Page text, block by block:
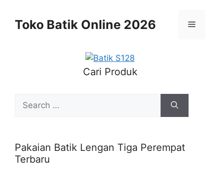
contentToko Batik Online 2026 Menu
Cari Produk
for:
Pakaian Batik Lengan Tiga Perempat
Terbaru